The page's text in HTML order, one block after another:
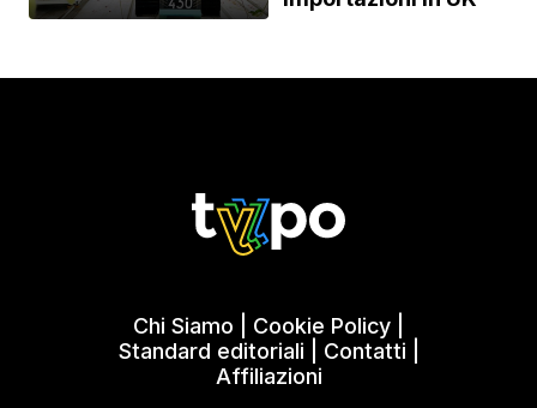
Chi Siamo Cookie Policy
Standard editoriali
Contatti
Affiliazioni